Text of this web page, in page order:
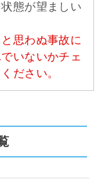
態が望ましい
思わぬ事故に
いないかチェ
ださい。